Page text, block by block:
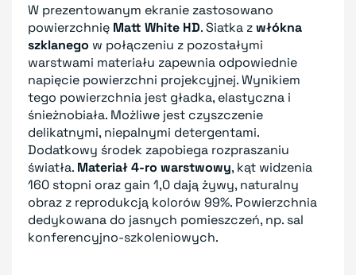
W prezentowanym ekranie zastosowano
powierzchnię Matt White HD. Siatka zwłókna
szklanego w połączeniu z pozostałymi
warstwami materiału zapewnia odpowiednie
napięcie powierzchni projekcyjnej. Wynikiem
tego powierzchnia jest gładka, elastyczna i
śnieżnobiała. Możliwe jest czyszczenie
delikatnymi, niepalnymi detergentami.
Dodatkowy środek zapobiega rozpraszaniu
światła. Materiał 4-ro warstwowy, kąt widzenia
160 stopni oraz gain 1,0 dają żywy, naturalny
obraz z reprodukcją kolorów 99%. Powierzchnia
dedykowana do jasnych pomieszczeń, np. sal
konferencyjno-szkoleniowych.